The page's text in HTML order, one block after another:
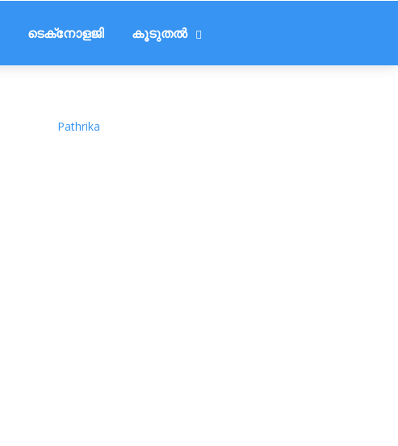
ടെക്‌നോളജി കൂടുതൽ
Pathrika